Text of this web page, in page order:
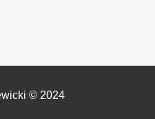
© 2024